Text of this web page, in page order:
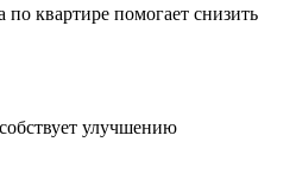
квартире помогает снизить
улучшению